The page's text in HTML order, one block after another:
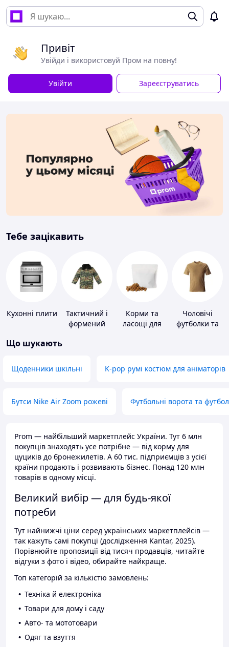
Привіт
Увійди і використовуй Пром на повну!
Увійти Зареєструватись
Тебе зацікавить
Кухонні плити
Тактичний і
формений
Корми та
ласощі для
Чоловічі
футболки та
Що шукають
Щоденники шкільні K-pop румі костюм для аніматорів
Бутси Nike Air Zoom рожеві Футбольні ворота та
Prom — найбільший маркетплейс України. Тут 6 млн
покупців знаходять усе потрібне — від корму для
цуциків до бронежилетів. А 60 тис. підприємців з усієї
країни продають і розвивають бізнес. Понад 120 млн
товарів в одному місці.
Великий вибір — для будь-якої
потреби
Тут найнижчі ціни серед українських маркетплейсів —
так кажуть самі покупці (дослідження Kantar, 2025).
Порівнюйте пропозиції від тисяч продавців, читайте
відгуки з фото і відео, обирайте найкраще.
Топ категорій за кількістю замовлень:
Техніка й електроніка
Товари для дому і саду
Авто- та мототовари
Одяг та взуття